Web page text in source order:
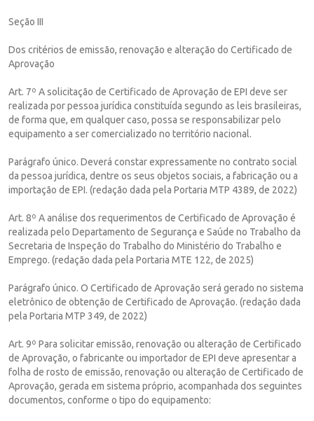
Seção III
Dos critérios de emissão, renovação e alteração do Certificado de
Aprovação
Art. 7º A solicitação de Certificado de Aprovação de EPI deve ser
realizada por pessoa jurídica constituída segundo as leis brasileiras,
de forma que, em qualquer caso, possa se responsabilizar pelo
equipamento a ser comercializado no território nacional.
Parágrafo único. Deverá constar expressamente no contrato social
da pessoa jurídica, dentre os seus objetos sociais, a fabricação ou a
importação de EPI. (redação dada pela Portaria MTP 4389, de 2022)
Art. 8º A análise dos requerimentos de Certificado de Aprovação é
realizada pelo Departamento de Segurança e Saúde no Trabalho da
Secretaria de Inspeção do Trabalho do Ministério do Trabalho e
Emprego. (redação dada pela Portaria MTE 122, de 2025)
Parágrafo único. O Certificado de Aprovação será gerado no sistema
eletrônico de obtenção de Certificado de Aprovação. (redação dada
pela Portaria MTP 349, de 2022)
Art. 9º Para solicitar emissão, renovação ou alteração de Certificado
de Aprovação, o fabricante ou importador de EPI deve apresentar a
folha de rosto de emissão, renovação ou alteração de Certificado de
Aprovação, gerada em sistema próprio, acompanhada dos seguintes
documentos, conforme o tipo do equipamento: